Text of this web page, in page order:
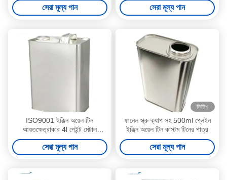
সেরা মূল্য পান সেরা মূল্য পান
ISO9001 ইঞ্জিন অয়েল টিন
আয়তক্ষেত্রাকার 4l পেইন্ট মেটাল
কাস্টমাইজড মুদ্রণ করতে পারে
সেরা মূল্য পান
ভিডিও
ফানেল স্ক্রু ক্যাপ সহ 500ml প্লেইন
ইঞ্জিন অয়েল টিন কাস্টম টিনের পাত্র
সেরা মূল্য পান